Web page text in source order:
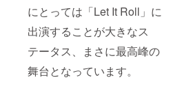
にとっては「Let It Roll」に
出演することが大きなス
テータス、まさに最高峰の
舞台となっています。